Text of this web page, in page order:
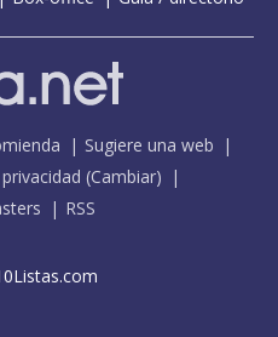
Sugiere una web
(Cambiar)
RSS